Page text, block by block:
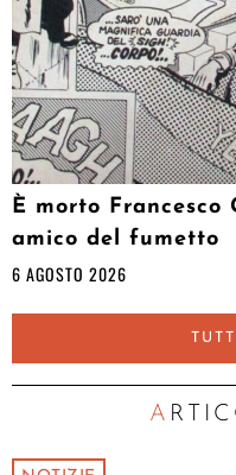
È morto Francesco
amico del fumetto
6 AGOSTO 2026